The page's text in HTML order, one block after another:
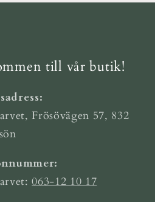
till vår butik!
Frösövägen 57, 832
063-12 10 17